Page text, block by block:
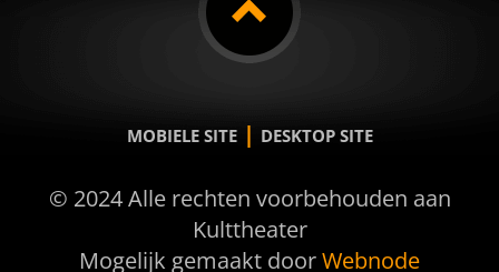
MOBIELE SITE | DESKTOP SITE
© 2024 Alle rechten voorbehouden aan
Kulttheater
Mogelijk gemaakt doorWebnode